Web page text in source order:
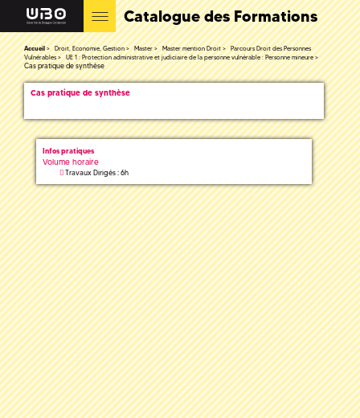
Catalogue des Formations
Accueil Droit, Economie, Gestion Master Master mention Droit
Parcours Droit des Personnes
Vulnérables
UE 1 : Protection administrative et judiciaire de la personne vulnérable : Personne mineure
Cas pratique de synthèse
Cas pratique de synthèse
Infos pratiques
Volume horaire
Travaux Dirigés : 6h